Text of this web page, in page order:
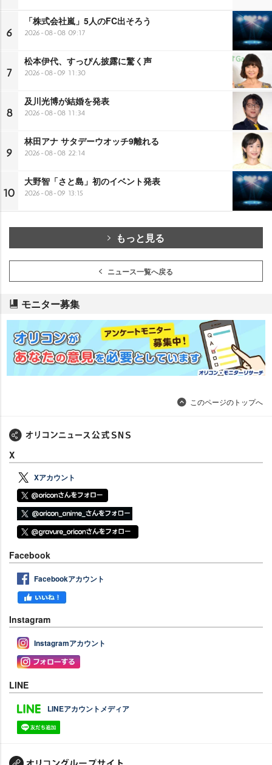
6
「株式会社嵐」5人のFC出そろう
2026-08-08 09:17
7
松本伊代、すっぴん披露に驚く声
2026-08-09 11:30
8
及川光博が結婚を発表
2026-08-08 11:34
9
林田アナ サタデーウオッチ9離れる
2026-08-08 22:14
10
大野智「さと島」初のイベント発表
2026-08-09 13:15
もっと見る
ニュース一覧へ戻る
モニター募集
このページのトップへ
X
Xアカウント
Facebook
Facebookアカウント
Instagram
Instagramアカウント
LINE
LINEアカウントメディア